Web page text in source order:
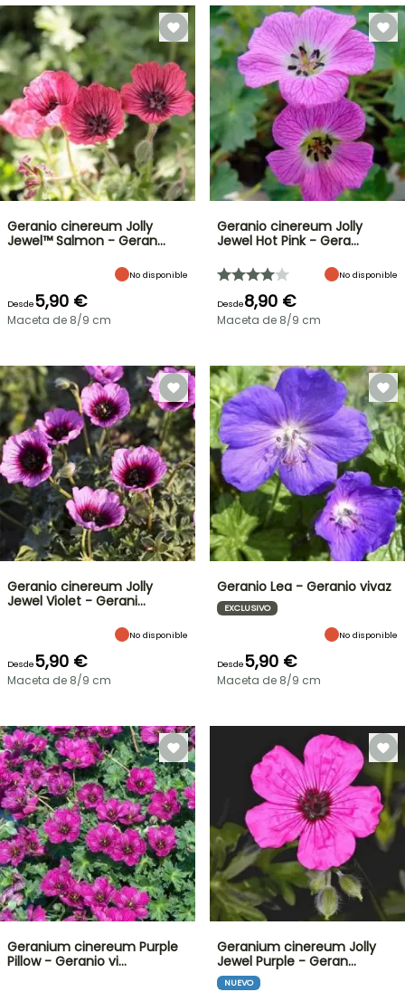
Geranio cinereum Jolly
Jewel™ Salmon - Geran…
No disponible
Desde5,90 €
Maceta de 8/9 cm
Geranio cinereum Jolly
Jewel Hot Pink - Gera…
No disponible
Desde8,90 €
Maceta de 8/9 cm
Geranio cinereum Jolly
Jewel Violet - Gerani…
No disponible
Desde5,90 €
Maceta de 8/9 cm
Geranio Lea - Geranio vivaz
EXCLUSIVO
No disponible
Desde5,90 €
Maceta de 8/9 cm
Geranium cinereum Purple
Pillow - Geranio vi…
Geranium cinereum Jolly
Jewel Purple - Geran…
NUEVO